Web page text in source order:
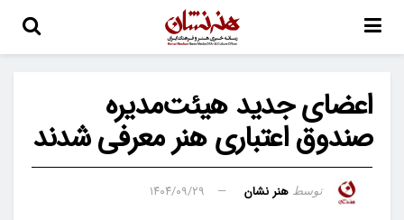
اعضای جدید هیئت‌مدیره
صندوق اعتباری هنر معرفی شدند
توسط هنر نشان ۱۴۰۴/۰۹/۲۹